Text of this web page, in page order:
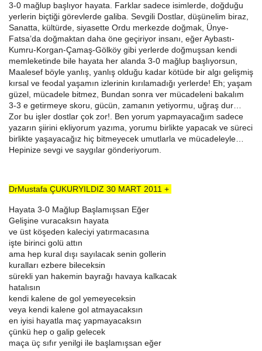
3-0 mağlup başlıyor hayata. Farklar sadece isimlerde, doğduğu
yerlerin biçtiği görevlerde galiba. Sevgili Dostlar, düşünelim biraz,
Sanatta, kültürde, siyasette Ordu merkezde doğmak, Ünye-
Fatsa’da doğmaktan daha öne geçiriyor insanı, eğer Aybastı-
Kumru-Korgan-Çamaş-Gölköy gibi yerlerde doğmuşsan kendi
memleketinde bile hayata her alanda 3-0 mağlup başlıyorsun,
Maalesef böyle yanlış, yanlış olduğu kadar kötüde bir algı gelişmiş
kırsal ve feodal yaşamın izlerinin kırılamadığı yerlerde! Eh; yaşam
güzel, mücadele bitmez, Bundan sonra ver mücadeleni bakalım
3-3 e getirmeye skoru, gücün, zamanın yetiyormu, uğraş dur…
Zor bu işler dostlar çok zor!. Ben yorum yapmayacağım sadece
yazarın şiirini ekliyorum yazıma, yorumu birlikte yapacak ve süreci
birlikte yaşayacağız hiç bitmeyecek umutlarla ve mücadeleyle…
Hepinize sevgi ve saygılar gönderiyorum.
DrMustafa ÇUKURYILDIZ 30 MART 2011 +
Hayata 3-0 Mağlup Başlamışsan Eğer
Gelişine vuracaksın hayata
ve üst köşeden kaleciyi yatırmacasına
işte birinci golü attın
ama hep kural dışı sayılacak senin gollerin
kuralları ezbere bileceksin
sürekli yan hakemin bayrağı havaya kalkacak
hatalısın
kendi kalene de gol yemeyeceksin
veya kendi kalene gol atmayacaksın
en iyisi hayatla maç yapmayacaksın
çünkü hep o galip gelecek
maça üç sıfır yenilgi ile başlamışsan eğer